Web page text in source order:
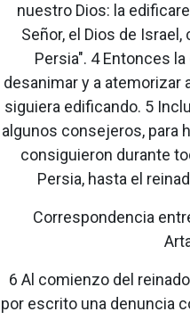
nuestro Dios: la
Señor, el Dios de
Persia". 4 Entonces
desanimar y a atemorizar
siguiera edificando. 5
algunos consejeros, para
consiguieron durante
Persia, hasta el
Correspondencia
6 Al comienzo del
por escrito una denuncia